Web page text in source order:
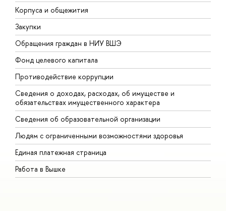
Корпуса и общежития
Закупки
Обращения граждан в НИУ ВШЭ
Фонд целевого капитала
Противодействие коррупции
Сведения о доходах, расходах, об имуществе и
обязательствах имущественного характера
Сведения об образовательной организации
Людям с ограниченными возможностями здоровья
Единая платежная страница
Работа в Вышке